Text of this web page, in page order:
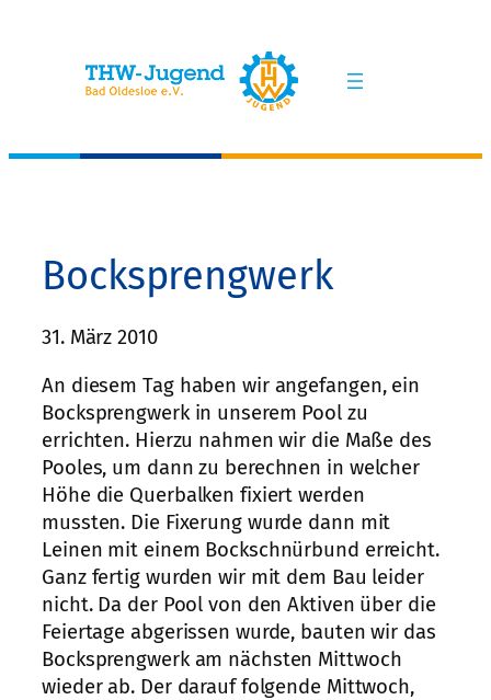
springen
Bocksprengwerk
31. März 2010
An diesem Tag haben wir angefangen, ein
Bocksprengwerk in unserem Pool zu
errichten. Hierzu nahmen wir die Maße des
Pooles, um dann zu berechnen in welcher
Höhe die Querbalken fixiert werden
mussten. Die Fixerung wurde dann mit
Leinen mit einem Bockschnürbund erreicht.
Ganz fertig wurden wir mit dem Bau leider
nicht. Da der Pool von den Aktiven über die
Feiertage abgerissen wurde, bauten wir das
Bocksprengwerk am nächsten Mittwoch
wieder ab. Der darauf folgende Mittwoch,